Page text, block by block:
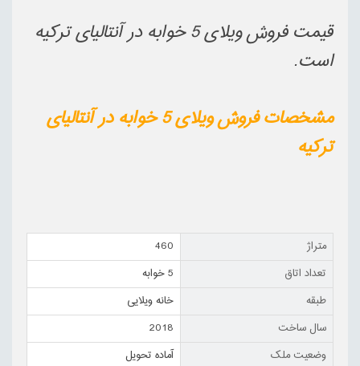
قیمت فروش ویلای 5 خوابه در آنتالیای ترکیه
است.
مشخصات فروش ویلای 5 خوابه در آنتالیای
ترکیه
متراژ
460
تعداد اتاق
5 خوابه
طبقه
خانه ویلایی
سال ساخت
2018
وضعیت ملک
آماده تحویل